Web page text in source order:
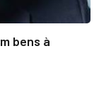
bens à